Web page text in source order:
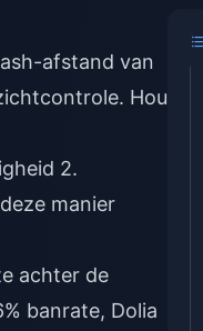
afstand van
Hou
2.
manier
achter de
banrate, Dolia